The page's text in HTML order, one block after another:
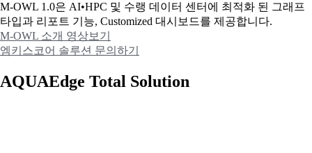
M-OWL 1.0은 AI•HPC 및 수랭 데이터 센터에 최적화 된 그래프
타입과 리포트 기능, Customized 대시보드를 제공합니다.
M-OWL 소개 영상보기
엠키스코어 솔루션 문의하기
AQUAEdge Total Solution